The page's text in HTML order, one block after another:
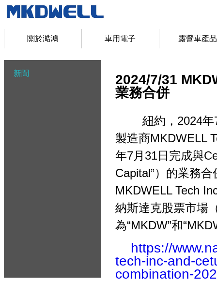
關於澔鴻 車用電子 露營車產品
新聞
2024/7/31
業務合併
紐約，2024年7
製造商MKDWELL
年7月31日完成與
Capital”）的業務
MKDWELL Tech
納斯達克股票市場
為“MKDW”和
https://
tech-inc-and-
combination-